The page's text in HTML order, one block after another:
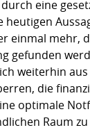
eine
heutigen
einmal mehr,
gefunden
weiterhin
die
optimale
Raum